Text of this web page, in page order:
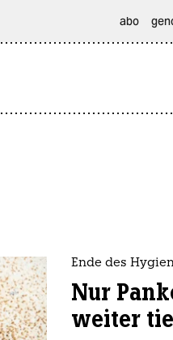
abo
Ende des
Nur
weiter